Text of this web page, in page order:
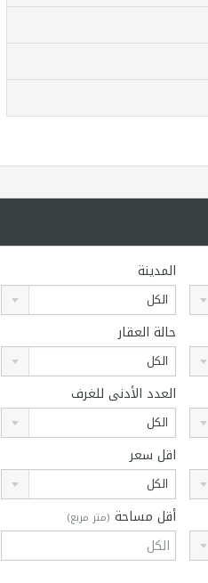
المدينة
الكل
حالة العقار
الكل
العدد الأدنى للغرف
الكل
اقل سعر
الكل
أقل مساحة(متر مربع)